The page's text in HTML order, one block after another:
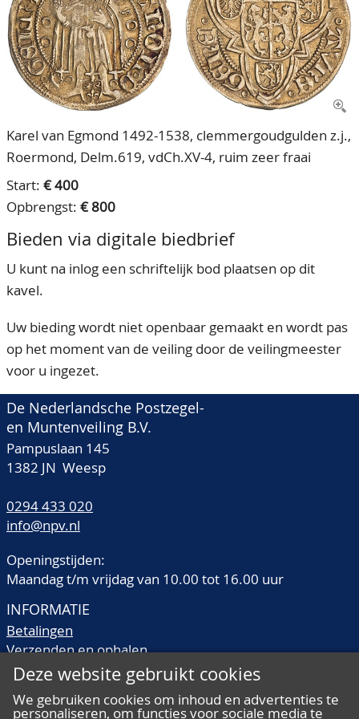
Ons Team
80 jarig bestaan
CONTACT
ACCOUNT
Karel van Egmond 1492-1538, clemmergoudgulden z.j.,
Roermond, Delm.619, vdCh.XV-4, ruim zeer fraai
Start: € 400
Opbrengst: € 800
Bieden via digitale biedbrief
U kunt na inlog een schriftelijk bod plaatsen op dit
kavel.
Uw bieding wordt niet openbaar gemaakt en wordt pas
op het moment van de veiling door de veilingmeester
voor u ingezet.
De Nederlandsche Postzegel-
en Muntenveiling B.V.
Pampuslaan 145
1382 JN Weesp
0294 433 020
info@npv.nl
Openingstijden:
Maandag t/m vrijdag van 10.00 tot 16.00 uur
INFORMATIE
Betalingen
Verzenden en ophalen
Veilingtermen
Kwaliteitsomschrijvingen
Deze website gebruikt cookies
We gebruiken cookies om inhoud en advertenties te
personaliseren, om functies voor sociale media te